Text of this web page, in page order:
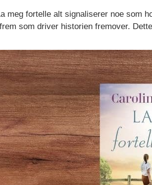
meg fortelle alt signaliserer noe som
som driver historien fremover.